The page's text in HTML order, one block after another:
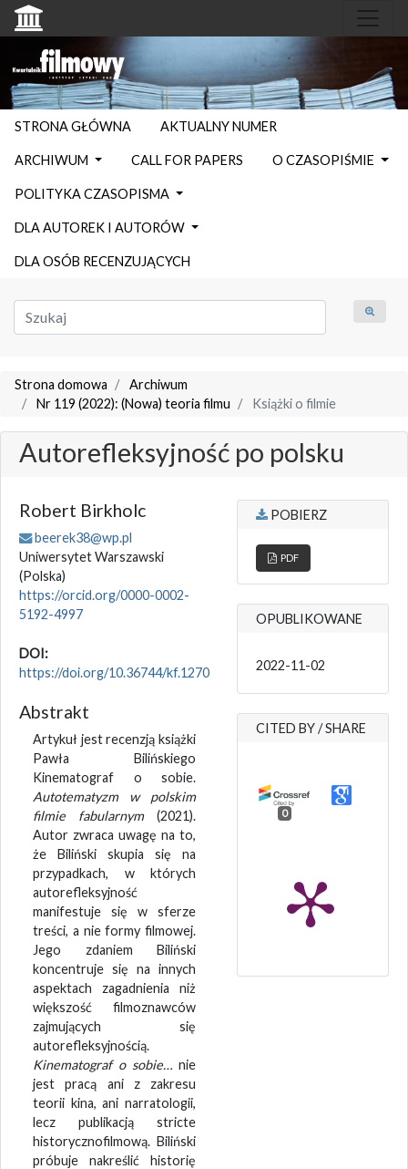
STRONA GŁÓWNA AKTUALNY NUMER
ARCHIWUM CALL FOR PAPERS O CZASOPIŚMIE
POLITYKA CZASOPISMA
DLA AUTOREK I AUTORÓW
DLA OSÓB RECENZUJĄCYCH
Strona domowa
Archiwum
Nr 119 (2022): (Nowa) teoria filmu
Książki o filmie
Autorefleksyjność po polsku
Robert Birkholc
beerek38@wp.pl
Uniwersytet Warszawski
(Polska)
https://orcid.org/0000-0002-
5192-4997
DOI:
https://doi.org/10.36744/kf.1270
Abstrakt
Artykuł jest recenzją książki
Pawła Bilińskiego
Kinematograf o sobie.
Autotematyzm w polskim
filmie fabularnym(2021).
Autor zwraca uwagę na to,
że Biliński skupia się na
przypadkach, w których
autorefleksyjność
manifestuje się w sferze
treści, a nie formy filmowej.
Jego zdaniem Biliński
koncentruje się na innych
aspektach zagadnienia niż
większość filmoznawców
zajmujących się
autorefleksyjnością.
Kinematograf o sobie… nie
jest pracą ani z zakresu
teorii kina, ani narratologii,
lecz publikacją stricte
historycznofilmową. Biliński
próbuje nakreślić historię
POBIERZ
PDF
OPUBLIKOWANE
2022-11-02
CITED BY / SHARE
0